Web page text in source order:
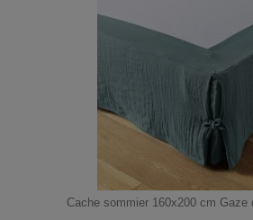
Cache sommier 160x200 cm Gaze